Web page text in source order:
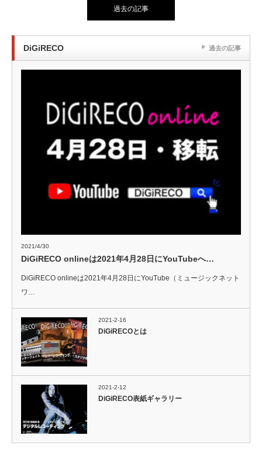
過去の記事
DiGiRECO 過去の記事
2021/4/30
DiGiRECO onlineは2021年4月28日にYouTubeへ…
DiGiRECO onlineは2021年4月28日にYouTube（ミュージックネット
ワ…
2021-2-16
DiGiRECOとは
2021-2-12
DiGiRECO表紙ギャラリー